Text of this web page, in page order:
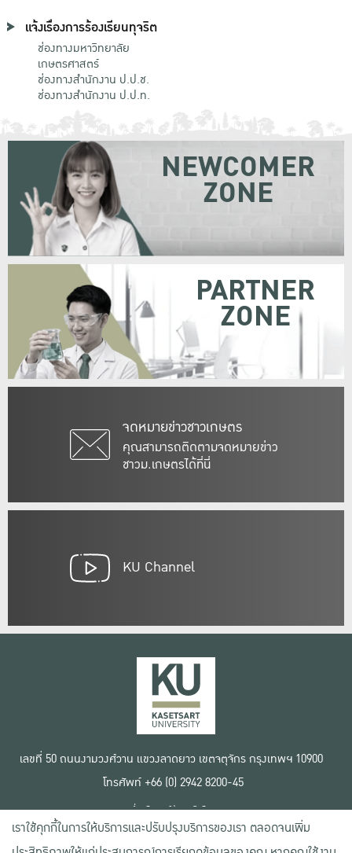
แจ้งเรื่องการร้องเรียนทุจริต
ช่องทางมหาวิทยาลัย
เกษตรศาสตร์
ช่องทางสำนักงาน ป.ป.ช.
ช่องทางสำนักงาน ป.ป.ท.
จดหมายข่าวชาวเกษตร
คุณสามารถติดตามจดหมายข่าว
ชาวม.เกษตรได้ที่นี่
NEWCOMER
ZONE
PARTNER
ZONE
KU Channel
เลขที่ 50 ถนนงามวงศ์วาน แขวงลาดยาว เขตจตุจักร กรุงเทพฯ 10900
โทรศัพท์ +66 (0) 2942 8200-45
เงื่อนไขการใช้งานเว็บไซต์
ข้อตกลงด้านสิทธิ์ใช้งาน
นโยบายความเป็นส่วนตัว
เราใช้คุกกี้ในการให้บริการและปรับปรุงบริการของเรา ตลอดจนเพิ่ม